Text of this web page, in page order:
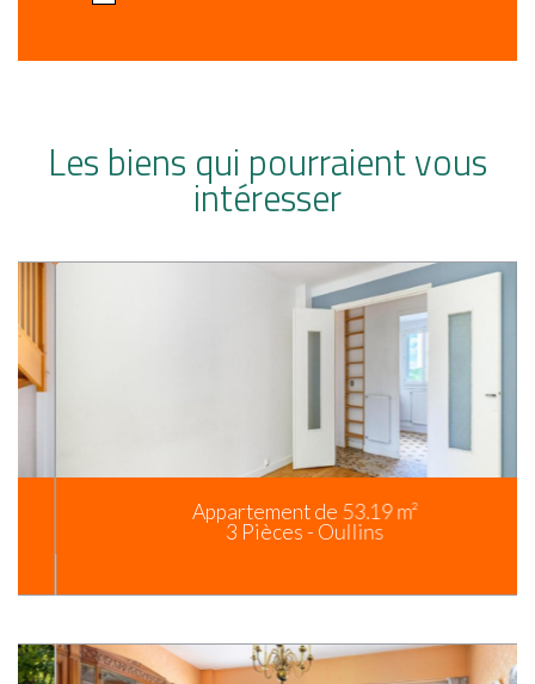
Les biens qui pourraient vous
intéresser
Appartement de 53.19 m²
3 Pièces - Oullins